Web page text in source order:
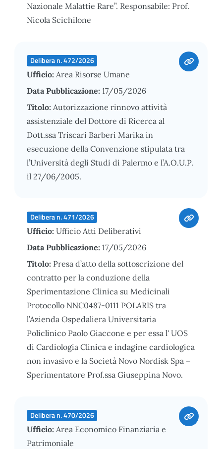
Nazionale Malattie Rare”. Responsabile: Prof.
Nicola Scichilone
Delibera n. 472/2026
Ufficio: Area Risorse Umane
Data Pubblicazione: 17/05/2026
Titolo: Autorizzazione rinnovo attività
assistenziale del Dottore di Ricerca al
Dott.ssa Triscari Barberi Marika in
esecuzione della Convenzione stipulata tra
l’Università degli Studi di Palermo e l’A.O.U.P.
il 27/06/2005.
Delibera n. 471/2026
Ufficio: Ufficio Atti Deliberativi
Data Pubblicazione: 17/05/2026
Titolo: Presa d’atto della sottoscrizione del
contratto per la conduzione della
Sperimentazione Clinica su Medicinali
Protocollo NNC0487-0111 POLARIS tra
l’Azienda Ospedaliera Universitaria
Policlinico Paolo Giaccone e per essa l' UOS
di Cardiologia Clinica e indagine cardiologica
non invasivo e la Società Novo Nordisk Spa –
Sperimentatore Prof.ssa Giuseppina Novo.
Delibera n. 470/2026
Ufficio: Area Economico Finanziaria e
Patrimoniale